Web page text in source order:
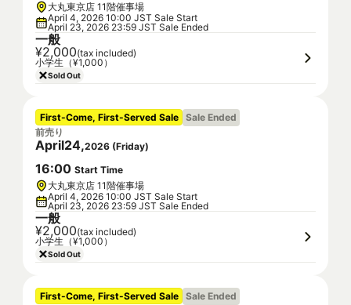
大丸東京店 11階催事場
April 4, 2026 10:00 JST Sale Start
April 23, 2026 23:59 JST Sale Ended
一般
¥2,000(tax included)
小学生（¥1,000）
Sold Out
First-Come, First-Served Sale Sale Ended
前売り
April24,2026 (Friday)
16:00 Start Time
大丸東京店 11階催事場
April 4, 2026 10:00 JST Sale Start
April 23, 2026 23:59 JST Sale Ended
一般
¥2,000(tax included)
小学生（¥1,000）
Sold Out
First-Come, First-Served Sale Sale Ended